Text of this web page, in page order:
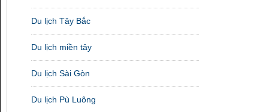
Du lịch Tây Bắc
Du lịch miền tây
Du lịch Sài Gòn
Du lịch Pù Luông